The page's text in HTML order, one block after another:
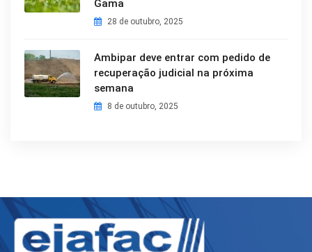
Gama
28 de outubro, 2025
Ambipar deve entrar com pedido de
recuperação judicial na próxima
semana
8 de outubro, 2025